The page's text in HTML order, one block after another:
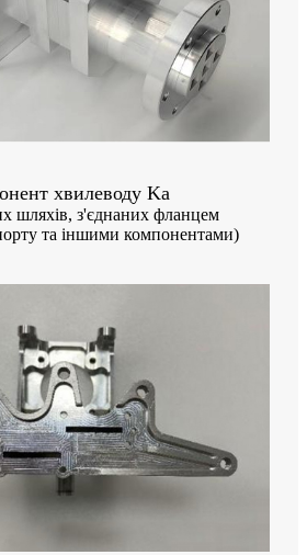
хвилеводу Ka
шляхів, з'єднаних фланцем
та іншими компонентами)